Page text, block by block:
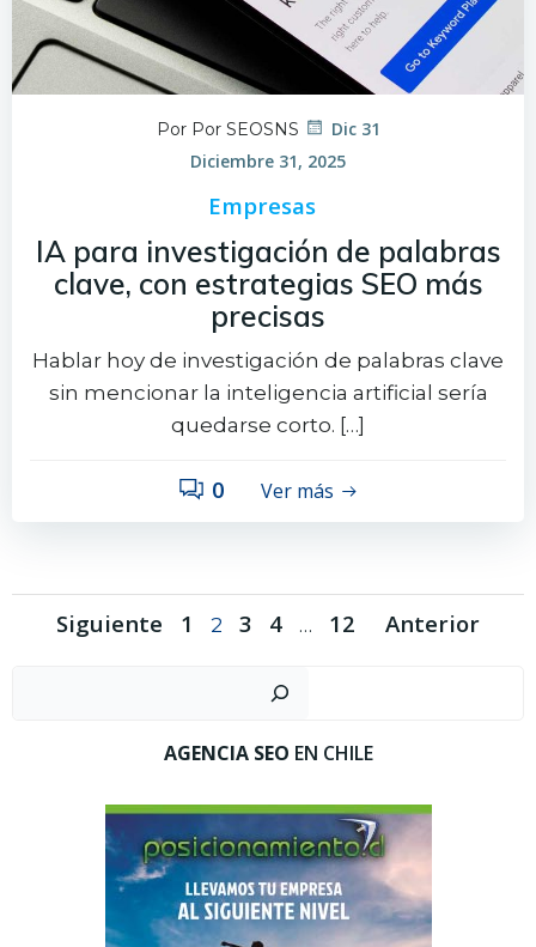
Por Por SEOSNS
Dic 31
Diciembre 31, 2025
Empresas
IA para investigación de palabras
clave, con estrategias SEO más
precisas
Hablar hoy de investigación de palabras clave
sin mencionar la inteligencia artificial sería
quedarse corto. […]
0 Ver más
Navegación
entradas
Siguiente
Navegación
entradas
Página
1 Página
2 Página
3 Página
4 … Página
12 Anterior
AGENCIA SEO EN CHILE